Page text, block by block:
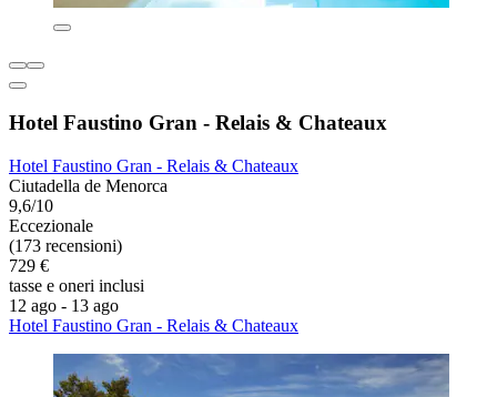
Hotel Faustino Gran - Relais & Chateaux
Hotel Faustino Gran - Relais & Chateaux
Ciutadella de Menorca
9,6/10
Eccezionale
(173 recensioni)
729 €
tasse e oneri inclusi
12 ago - 13 ago
Hotel Faustino Gran - Relais & Chateaux